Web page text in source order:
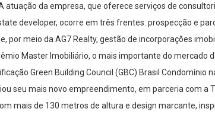
da empresa, que oferece serviços de
developer, ocorre em três frentes: prospecção e
por meio da AG7 Realty, gestão de incorporações
Master Imobiliário, o mais importante do mercado
Green Building Council (GBC) Brasil Condomínio
seu mais novo empreendimento, em parceria com a
mais de 130 metros de altura e design marcante,